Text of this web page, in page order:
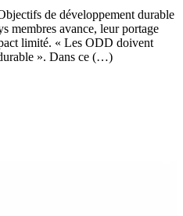
de développement durable
membres avance, leur portage
limité. « Les ODD doivent
». Dans ce (…)